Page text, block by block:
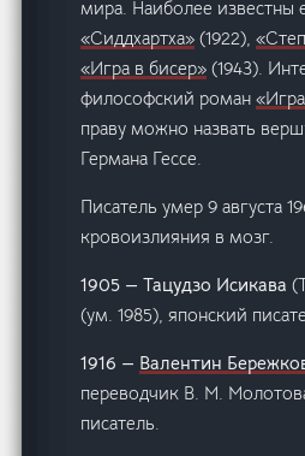
мира. Наиболее известны
«Сиддхартха» (1922),
«Игра в бисер» (1943).
философский роман
праву можно назвать
Германа Гессе.
Писатель умер 9 августа
кровоизлияния в мозг.
1905 — Тацудзо Исикава
(ум. 1985), японский
1916 — Валентин
переводчик В. М.
писатель.